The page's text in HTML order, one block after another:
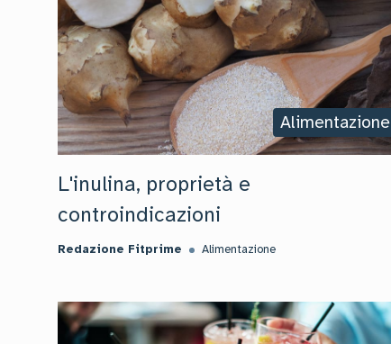
Alimentazione
L'inulina, proprietà e
controindicazioni
Redazione Fitprime Alimentazione